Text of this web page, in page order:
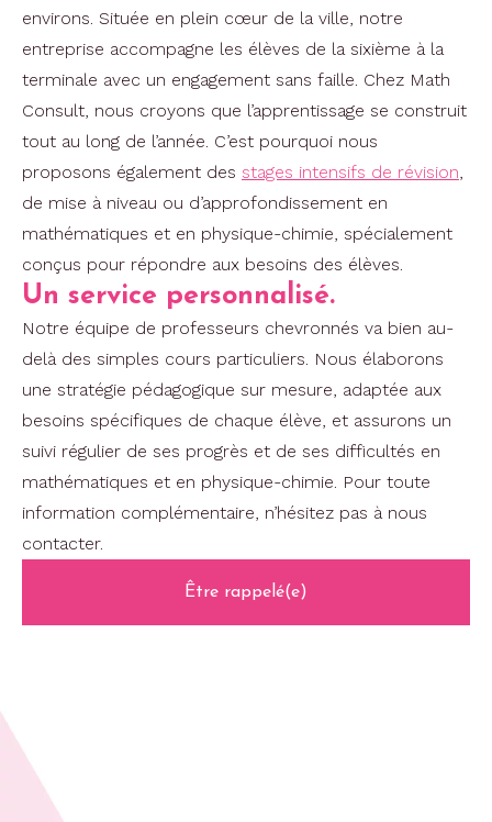
environs. Située en plein cœur de la ville, notre
entreprise accompagne les élèves de la sixième à la
terminale avec un engagement sans faille. Chez Math
Consult, nous croyons que l’apprentissage se construit
tout au long de l’année. C’est pourquoi nous
proposons également des stages intensifs de révision,
de mise à niveau ou d’approfondissement en
mathématiques et en physique-chimie, spécialement
conçus pour répondre aux besoins des élèves.
Un service personnalisé.
Notre équipe de professeurs chevronnés va bien au-
delà des simples cours particuliers. Nous élaborons
une stratégie pédagogique sur mesure, adaptée aux
besoins spécifiques de chaque élève, et assurons un
suivi régulier de ses progrès et de ses difficultés en
mathématiques et en physique-chimie. Pour toute
information complémentaire, n’hésitez pas à nous
contacter.
Être rappelé(e)